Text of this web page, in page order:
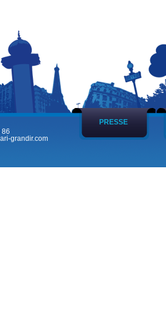
86
grandir.com
PRESSE